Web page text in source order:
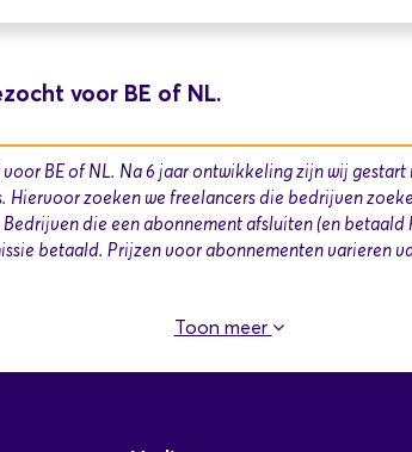
voor BE of NL.
voor BE of NL. Na 6 jaar ontwikkeling zijn wij
Hiervoor zoeken we freelancers die bedrijven
Bedrijven die een abonnement afsluiten (en
betaald. Prijzen voor abonnementen varieren
/ Sales Agent (freelance,
Toon meer